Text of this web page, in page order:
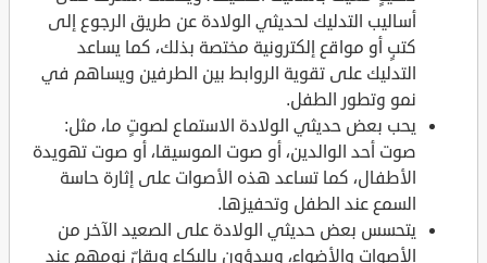
أساليب التدليك لحديثي الولادة عن طريق الرجوع إلى
كتبٍ أو مواقع إلكترونية مختصة بذلك، كما يساعد
التدليك على تقوية الروابط بين الطرفين ويساهم في
نمو وتطور الطفل.
يحب بعض حديثي الولادة الاستماع لصوتٍ ما، مثل:
صوت أحد الوالدين، أو صوت الموسيقا، أو صوت تهويدة
الأطفال، كما تساعد هذه الأصوات على إثارة حاسة
السمع عند الطفل وتحفيزها.
يتحسس بعض حديثي الولادة على الصعيد الآخر من
الأصوات والأضواء، ويبدؤون بالبكاء ويقلّ نومهم عند